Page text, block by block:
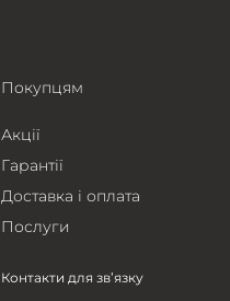
Покупцям
Акції
Гарантії
Доставка і оплата
Послуги
Контакти для зв’язку